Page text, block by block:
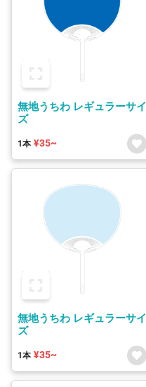
無地うちわ レギュラーサイ
ズ
1本 ¥35~
無地うちわ レギュラーサイ
ズ
1本 ¥35~